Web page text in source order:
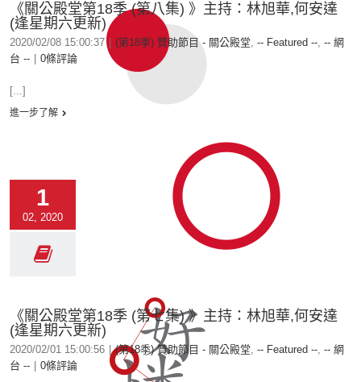
《關公殿堂第18季 (第八集) 》主持：林旭華,何安達
(逢星期六更新)
2020/02/08 15:00:37 (第18季) 贊助節目 - 關公殿堂, -- Featured --, -- 網
台 --
0條評論
[...]
進一步了解
1
02, 2020
《關公殿堂第18季 (第七集) 》主持：林旭華,何安達
(逢星期六更新)
2020/02/01 15:00:56 (第18季) 贊助節目 - 關公殿堂, -- Featured --, -- 網
台 --
0條評論